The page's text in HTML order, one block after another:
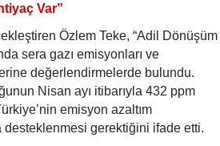
Var”
Özlem Teke, “Adil Dönüşüm
sera gazı emisyonları ve
değerlendirmelerde bulundu.
Nisan ayı itibarıyla 432 ppm
emisyon azaltım
gerektiğini ifade etti.